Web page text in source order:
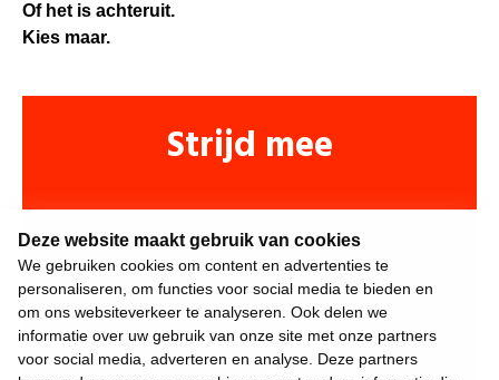
Deze website maakt gebruik van cookies
We gebruiken cookies om content en advertenties te
personaliseren, om functies voor social media te bieden en
om ons websiteverkeer te analyseren. Ook delen we
informatie over uw gebruik van onze site met onze partners
voor social media, adverteren en analyse. Deze partners
Of het is achteruit.
Kies maar.
Strijd mee